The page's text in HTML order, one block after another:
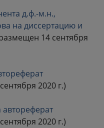
д.ф.-м.н.,
на диссертацию и
14 сентября
2020 г.)
2020 г.)